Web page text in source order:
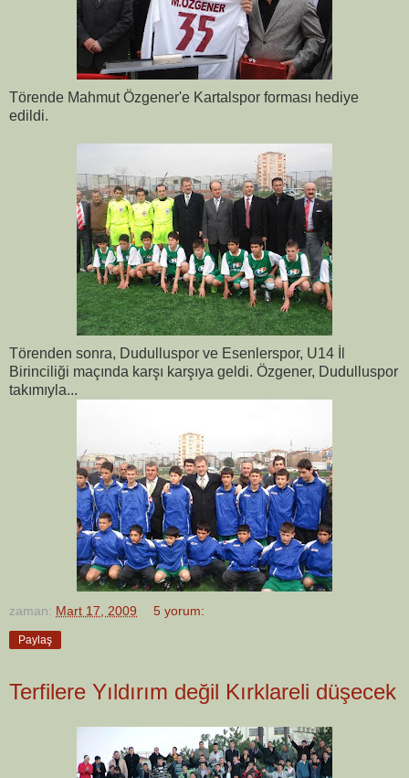
Törende Mahmut Özgener'e Kartalspor forması hediye
edildi.
Törenden sonra, Dudulluspor ve Esenlerspor, U14 İl
Birinciliği maçında karşı karşıya geldi. Özgener, Dudulluspor
takımıyla...
zaman: Mart 17, 2009 5 yorum:
Paylaş
Terfilere Yıldırım değil Kırklareli düşecek